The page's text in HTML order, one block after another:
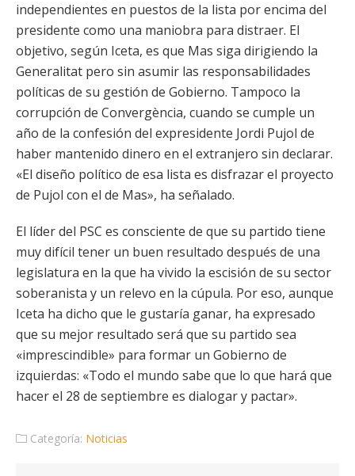
independientes en puestos de la lista por encima del
presidente como una maniobra para distraer. El
objetivo, según Iceta, es que Mas siga dirigiendo la
Generalitat pero sin asumir las responsabilidades
políticas de su gestión de Gobierno. Tampoco la
corrupción de Convergència, cuando se cumple un
año de la confesión del expresidente Jordi Pujol de
haber mantenido dinero en el extranjero sin declarar.
«El diseño político de esa lista es disfrazar el proyecto
de Pujol con el de Mas», ha señalado.
El líder del PSC es consciente de que su partido tiene
muy difícil tener un buen resultado después de una
legislatura en la que ha vivido la escisión de su sector
soberanista y un relevo en la cúpula. Por eso, aunque
Iceta ha dicho que le gustaría ganar, ha expresado
que su mejor resultado será que su partido sea
«imprescindible» para formar un Gobierno de
izquierdas: «Todo el mundo sabe que lo que hará que
hacer el 28 de septiembre es dialogar y pactar».
Categoría: Noticias